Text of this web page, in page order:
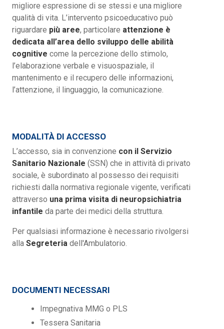
migliore espressione di se stessi e una migliore
qualità di vita. L’intervento psicoeducativo può
riguardare più aree, particolare attenzione è
dedicata all’area dello sviluppo delle abilità
cognitive come la percezione dello stimolo,
l’elaborazione verbale e visuospaziale, il
mantenimento e il recupero delle informazioni,
l’attenzione, il linguaggio, la comunicazione.
MODALITÀ DI ACCESSO
L’accesso, sia in convenzione con il Servizio
Sanitario Nazionale (SSN) che in attività di privato
sociale, è subordinato al possesso dei requisiti
richiesti dalla normativa regionale vigente, verificati
attraverso una prima visita di neuropsichiatria
infantile da parte dei medici della struttura.
Per qualsiasi informazione è necessario rivolgersi
alla Segreteria dell'Ambulatorio.
DOCUMENTI NECESSARI
Impegnativa MMG o PLS
Tessera Sanitaria